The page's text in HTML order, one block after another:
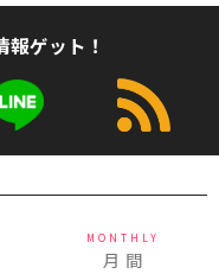
ゲット！
MONTHLY
月 間